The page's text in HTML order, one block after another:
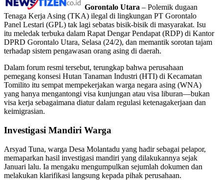
Gorontalo Utara – Polemik dugaan
Tenaga Kerja Asing (TKA) ilegal di lingkungan PT Gorontalo
Panel Lestari (GPL) tak lagi sebatas bisik-bisik di masyarakat. Isu
itu meledak terbuka dalam Rapat Dengar Pendapat (RDP) di Kantor
DPRD Gorontalo Utara, Selasa (24/2), dan memantik sorotan tajam
terhadap sistem pengawasan orang asing di daerah.
Dalam forum resmi tersebut, terungkap bahwa perusahaan
pemegang konsesi Hutan Tanaman Industri (HTI) di Kecamatan
Tomilito itu sempat mempekerjakan warga negara asing (WNA)
yang hanya mengantongi visa kunjungan atau visa liburan—bukan
visa kerja sebagaimana diatur dalam regulasi ketenagakerjaan dan
keimigrasian.
Investigasi Mandiri Warga
Arsyad Tuna, warga Desa Molantadu yang hadir sebagai pelapor,
memaparkan hasil investigasi mandiri yang dilakukannya sejak
Januari lalu. Ia mengaku mengumpulkan sejumlah dokumen dan
melakukan klarifikasi langsung kepada pihak perusahaan.